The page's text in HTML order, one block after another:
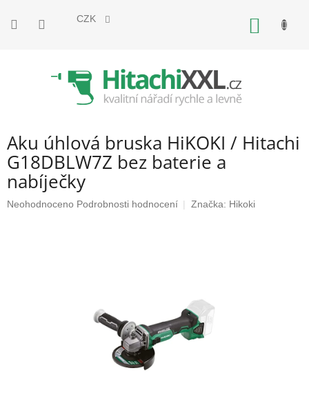
obsah
CZK
Aku úhlová bruska HiKOKI / Hitachi
G18DBLW7Z bez baterie a
nabíječky
Průměrné
Neohodnoceno Podrobnosti hodnocení Značka: Hikoki